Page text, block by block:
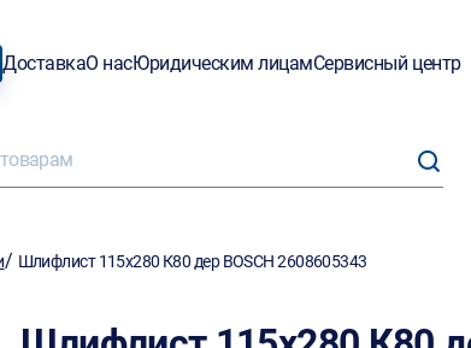
ДоставкаО насЮридическим лицамСервисный центр
/ Шлифлист 115х280 К80 дер BOSCH 2608605343